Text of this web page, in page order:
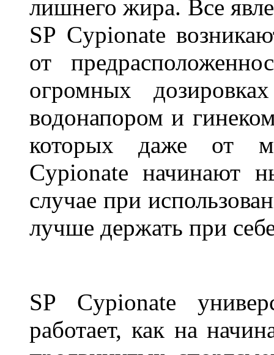
лишнего жира. Все
SP Cypionate
от
огромных
водонапором и
которых даже от
Cypionate начинают
случае при
лучше держать при
SP Cypionate
работает, как на